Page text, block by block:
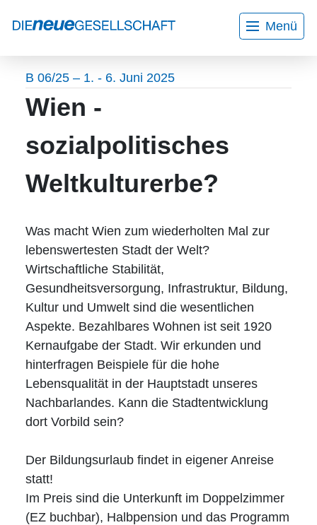
Menü
Home Aktuelles
Wir über uns
Mitarbeiter*innen
Kontakt
Bildungsurlaube
Gesprächskreise
Veranstaltungen
Projekte
AGB
Datenschutzerklärung
Ehrenamt
Impressum
B 06/25 – 1. - 6. Juni 2025
Wien -
sozialpolitisches
Weltkulturerbe?
Was macht Wien zum wiederholten Mal zur
lebenswertesten Stadt der Welt?
Wirtschaftliche Stabilität,
Gesundheitsversorgung, Infrastruktur, Bildung,
Kultur und Umwelt sind die wesentlichen
Aspekte. Bezahlbares Wohnen ist seit 1920
Kernaufgabe der Stadt. Wir erkunden und
hinterfragen Beispiele für die hohe
Lebensqualität in der Hauptstadt unseres
Nachbarlandes. Kann die Stadtentwicklung
dort Vorbild sein?
Der Bildungsurlaub findet in eigener Anreise
statt!
Im Preis sind die Unterkunft im Doppelzimmer
(EZ buchbar), Halbpension und das Programm